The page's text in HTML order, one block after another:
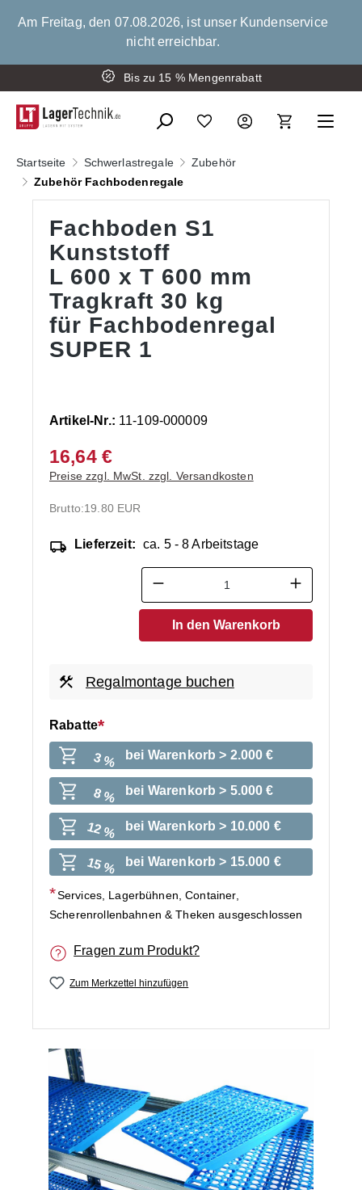
springen
Am Freitag, den 07.08.2026, ist unser Kundenservice
nicht erreichbar.
Bis zu 15 % Mengenrabatt
Montage der Schwerlastregale
Startseite Schwerlastregale
Zubehör
Zubehör Fachbodenregale
Fachboden S1
Kunststoff
L 600 x T 600 mm
Tragkraft 30 kg
für Fachbodenregal
SUPER 1
Artikel-Nr.: 11-109-000009
16,64 €
Preise zzgl. MwSt. zzgl. Versandkosten
Brutto:19.80 EUR
Lieferzeit: ca. 5 - 8 Arbeitstage
Produkt Anzahl: Gib den
In den Warenkorb
Regalmontage buchen
Rabatte
3 % bei Warenkorb > 2.000 €
8 % bei Warenkorb > 5.000 €
12 % bei Warenkorb > 10.000 €
15 % bei Warenkorb > 15.000 €
Services, Lagerbühnen, Container,
Scherenrollenbahnen & Theken ausgeschlossen
Fragen zum Produkt?
Zum Merkzettel hinzufügen
Bildergalerie überspringen